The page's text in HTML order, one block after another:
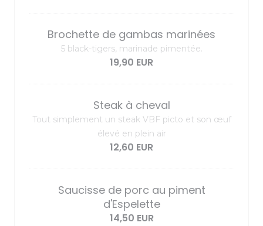
Brochette de gambas marinées
5 black-tigers, marinade pimentée.
19,90 EUR
Steak à cheval
Tout simplement un steak VBF picto et son œuf
élevé en plein air
12,60 EUR
Saucisse de porc au piment
d'Espelette
14,50 EUR